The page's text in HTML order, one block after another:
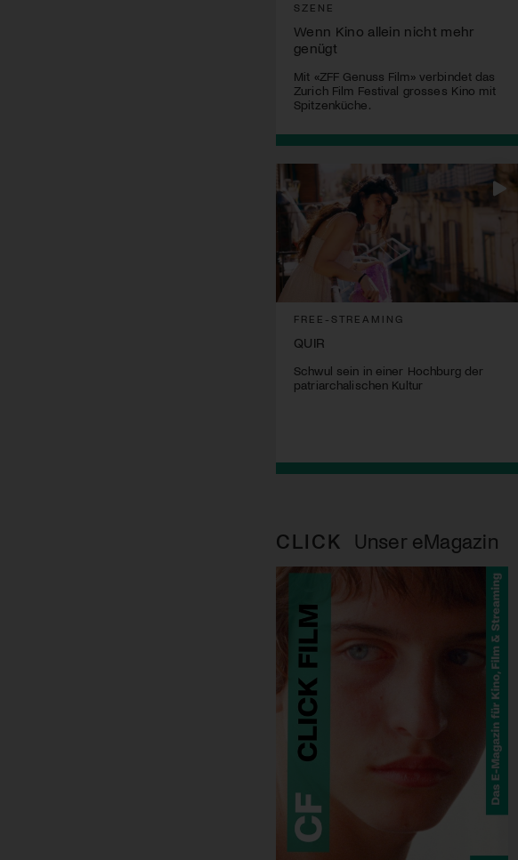
SZENE
Wenn Kino allein nicht mehr
genügt
Mit «ZFF Genuss Film» verbindet das
Zurich Film Festival grosses Kino mit
Spitzenküche.
FREE-STREAMING
QUIR
Schwul sein in einer Hochburg der
patriarchalischen Kultur
CLICK Unser eMagazin